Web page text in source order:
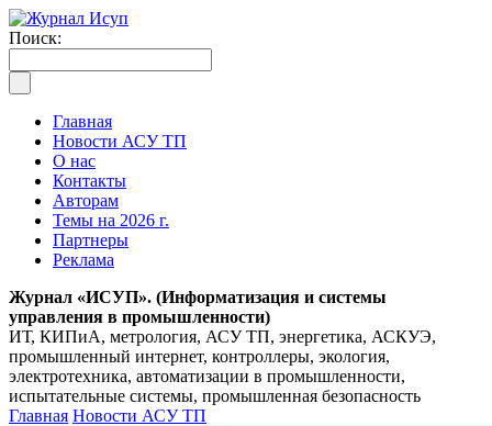
Поиск:
Главная
Новости АСУ ТП
О нас
Контакты
Авторам
Темы на 2026 г.
Партнеры
Реклама
Журнал «ИСУП». (Информатизация и системы
управления в промышленности)
ИТ, КИПиА, метрология, АСУ ТП, энергетика, АСКУЭ,
промышленный интернет, контроллеры, экология,
электротехника, автоматизации в промышленности,
испытательные системы, промышленная безопасность
Главная Новости АСУ ТП